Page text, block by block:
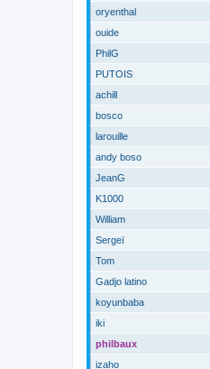
oryenthal
ouide
PhilG
PUTOIS
achill
bosco
larouille
andy boso
JeanG
K1000
William
Sergeï
Tom
Gadjo latino
koyunbaba
iki
philbaux
izaho